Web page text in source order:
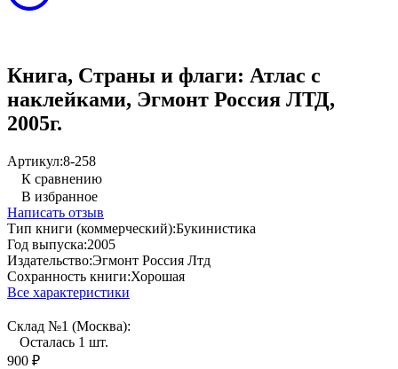
Книга, Страны и флаги: Атлас с
наклейками, Эгмонт Россия ЛТД,
2005г.
Артикул:8-258
К сравнению
В избранное
Написать отзыв
Тип книги (коммерческий):Букинистика
Год выпуска:2005
Издательство:Эгмонт Россия Лтд
Сохранность книги:Хорошая
Все характеристики
Склад №1 (Москва):
Осталась 1 шт.
900 ₽